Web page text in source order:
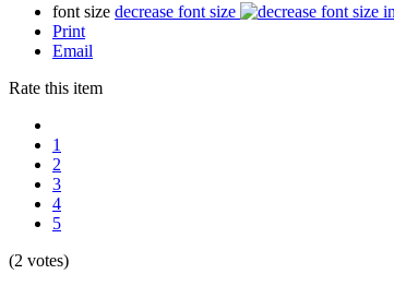
font size decrease font size
Print
Email
Rate this item
1
2
3
4
5
(2 votes)